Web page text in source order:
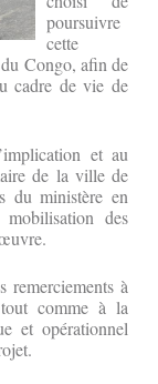
poursuivre
cette
Congo, afin de
cadre de vie de
et au
de la ville de
du ministère en
des
remerciements à
comme à la
et opérationnel